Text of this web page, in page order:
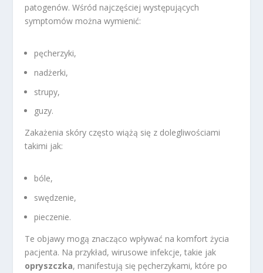
patogenów. Wśród najczęściej występujących
symptomów można wymienić:
pęcherzyki,
nadżerki,
strupy,
guzy.
Zakażenia skóry często wiążą się z dolegliwościami
takimi jak:
bóle,
swędzenie,
pieczenie.
Te objawy mogą znacząco wpływać na komfort życia
pacjenta. Na przykład, wirusowe infekcje, takie jak
opryszczka, manifestują się pęcherzykami, które po